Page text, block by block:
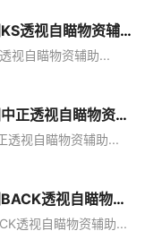
透视自瞄物资辅
视自瞄物资辅助...
正透视自瞄物资辅
透视自瞄物资辅助...
透视自瞄物资
透视自瞄物资辅助...